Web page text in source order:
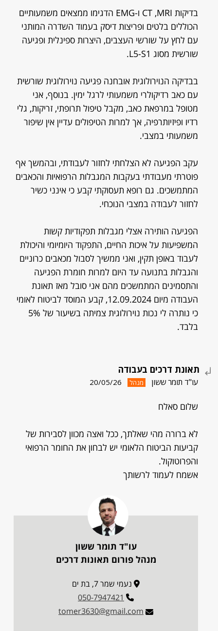
בדיקות CT ,MRI ו-EMG הדגימו ממצאים משמעותיים
הכוללים בלטים ופריצות דיסק בעמוד השדרה המותני
עם לחץ על שורשי העצבים, היצרות ספינלית ופגיעה
שורשית מסוג L5-S1.
בבדיקה הנוירולוגית אובחנה פגיעה נוירולוגית שורשית
עם כאב רדיקולרי משמעותי לרגל ימין. בנוסף, אני
מטופל במרפאת כאב, מקבל טיפול תרופתי, זריקות, גלי
רדיו ופיזיותרפיה, אך למרות הטיפולים עדיין אין שיפור
משמעותי במצבי.
עקב הפגיעה לא הצלחתי לחזור לעבודתי, ובהמשך אף
פוטרתי מעבודתי בעקבות המגבלות הרפואיות והכאבים
המתמשכים. גם רופא תעסוקתי קבע כי אינני כשיר
לחזור לעבודה במצבי הנוכחי.
הפגיעה הותירה אצלי מגבלות תפקודיות קשות
המשפיעות על איכות החיים, התפקוד היומיומי והיכולת
לעבוד באופן תקין, ואני ממשיך לסבול מכאבים כרוניים
והגבלות בתנועה עד היום למרות חומרת הפגיעה
והתסמינים המתמשכים מהם אני סובל מאז תאונת
העבודה מיום 12.09.2024, קבע המוסד לביטוח לאומי
כי נותרה לי נכות נוירולוגית צמיתה בשיעור של 5%
בלבד.
תאונת דרכים בעבודה
עו"ד תומר ששון מנהל 20/05/26
שלום סאלח
לא ברורה מהי שאלתך, ככל ואצה מכוון לסבירות של
קביעות הביטוח הלאומי יש לבחון את החומר הרפואי
והפרוטוקול.
אשמח לעמוד לרשותך
עו"ד תומר ששון
מנהל פורום תאונות דרכים
נעמי שמר 7, בת ים
050-7947421
tomer3630@gmail.com